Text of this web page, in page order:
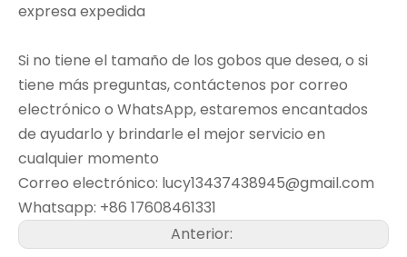
expresa expedida
Si no tiene el tamaño de los gobos que desea, o si
tiene más preguntas, contáctenos por correo
electrónico o WhatsApp, estaremos encantados
de ayudarlo y brindarle el mejor servicio en
cualquier momento
Correo electrónico: lucy13437438945@gmail.com
Whatsapp: +86 17608461331
Anterior: